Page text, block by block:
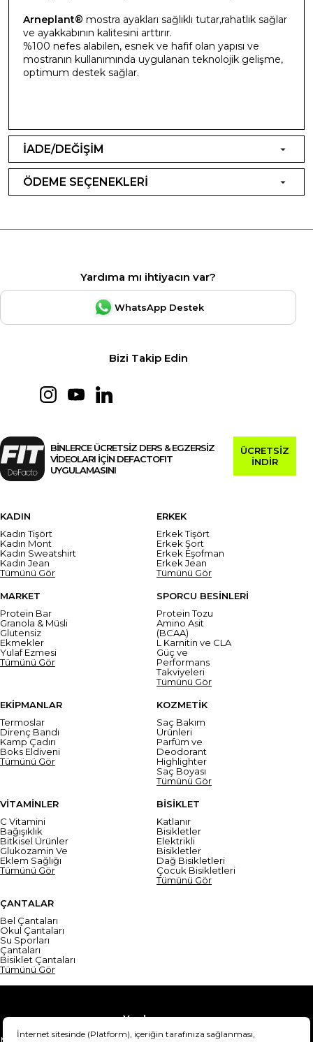
Arneplant® mostra ayakları sağlıklı tutar,rahatlık sağlar
ve ayakkabının kalitesini arttırır.
%100 nefes alabilen, esnek ve hafif olan yapısı ve
mostranın kullanımında uygulanan teknolojik gelişme,
optimum destek sağlar.
İADE/DEĞİŞİM
ÖDEME SEÇENEKLERİ
Yardıma mı ihtiyacın var?
WhatsApp Destek
Bizi Takip Edin
BİNLERCE ÜCRETSİZ DERS & EGZERSİZ
VİDEOLARI İÇİN DEFACTOFIT
UYGULAMASINI
ÜCRETSİZ
İNDİR
KADIN
Kadın Tişört
Kadın Mont
Kadın Sweatshirt
Kadın Jean
Tümünü Gör
ERKEK
Erkek Tişört
Erkek Şort
Erkek Eşofman
Erkek Jean
Tümünü Gör
MARKET
Protein Bar
Granola & Müsli
Glutensiz
Ekmekler
Yulaf Ezmesi
Tümünü Gör
SPORCU BESİNLERİ
Protein Tozu
Amino Asit
(BCAA)
L Karnitin ve CLA
Güç ve
Performans
Takviyeleri
Tümünü Gör
EKİPMANLAR
Termoslar
Direnç Bandı
Kamp Çadırı
Boks Eldiveni
Tümünü Gör
KOZMETİK
Saç Bakım
Ürünleri
Parfüm ve
Deodorant
Highlighter
Saç Boyası
Tümünü Gör
VİTAMİNLER
C Vitamini
Bağışıklık
Bitkisel Ürünler
Glukozamin Ve
Eklem Sağlığı
Tümünü Gör
BİSİKLET
Katlanır
Bisikletler
Elektrikli
Bisikletler
Dağ Bisikletleri
Çocuk Bisikletleri
Tümünü Gör
ÇANTALAR
Bel Çantaları
Okul Çantaları
Su Sporları
Çantaları
Bisiklet Çantaları
Tümünü Gör
Yardım